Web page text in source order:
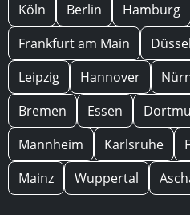
Köln Berlin Hamburg
Frankfurt am Main
Leipzig
Hannover
Bremen
Essen
Mannheim
Karlsruhe
Mainz
Wuppertal